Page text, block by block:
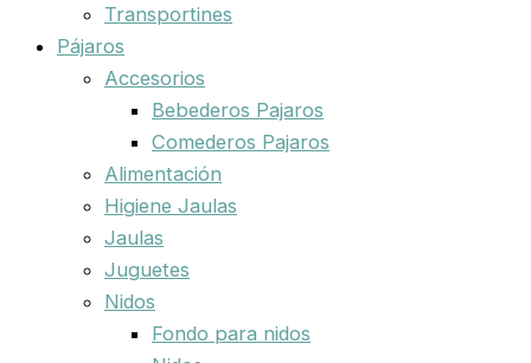
Transportines
Pájaros
Accesorios
Bebederos Pajaros
Comederos Pajaros
Alimentación
Higiene Jaulas
Jaulas
Juguetes
Nidos
Fondo para nidos